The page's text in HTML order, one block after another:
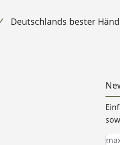
Deutschlands bester
E-